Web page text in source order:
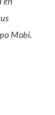
en
Mobi.